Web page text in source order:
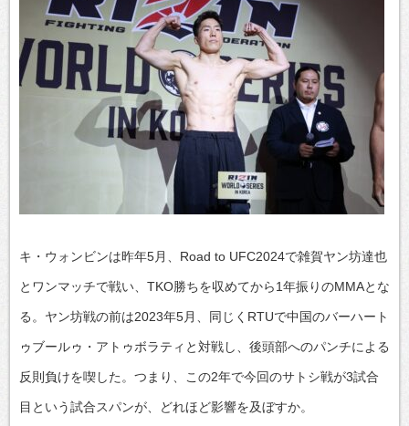
キ・ウォンビンは昨年5月、Road to UFC2024で雑賀ヤン坊達也
とワンマッチで戦い、TKO勝ちを収めてから1年振りのMMAとな
る。ヤン坊戦の前は2023年5月、同じくRTUで中国のバーハート
ゥブールゥ・アトゥボラティと対戦し、後頭部へのパンチによる
反則負けを喫した。つまり、この2年で今回のサトシ戦が3試合
目という試合スパンが、どれほど影響を及ぼすか。